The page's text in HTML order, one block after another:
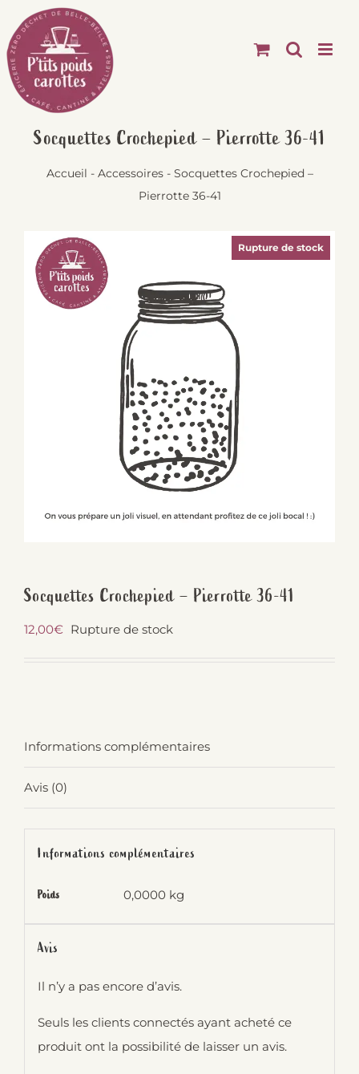
Passer
au
contenu
Socquettes Crochepied – Pierrotte 36-41
Accueil - Accessoires- Socquettes Crochepied –
Pierrotte 36-41
Socquettes Crochepied – Pierrotte 36-41
12,00€
Rupture de stock
Rupture de stock
Informations complémentaires
Avis (0)
Informations complémentaires
Poids 0,0000 kg
Avis
Il n’y a pas encore d’avis.
Seuls les clients connectés ayant acheté ce
produit ont la possibilité de laisser un avis.